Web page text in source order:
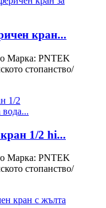
кран...
Марка: PNTEK
стопанство/
1/2 hi...
Марка: PNTEK
стопанство/